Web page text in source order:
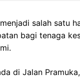
salah satu
bagi tenaga
di Jalan